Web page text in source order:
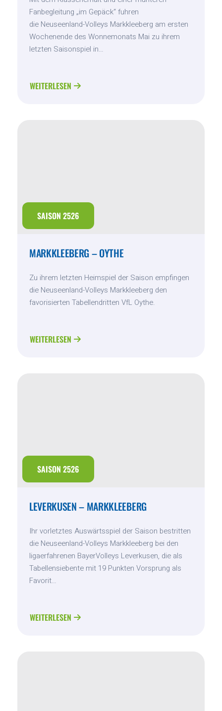
Fanbegleitung „im Gepäck“ fuhren
die Neuseenland-Volleys Markkleeberg am ersten
Wochenende des Wonnemonats Mai zu ihrem
letzten Saisonspiel in…
WEITERLESEN
ABOUT
SAISON 2526
MARKKLEEBERG – OYTHE
Zu ihrem letzten Heimspiel der Saison empfingen
die Neuseenland-Volleys Markkleeberg den
favorisierten Tabellendritten VfL Oythe.
WEITERLESEN
ABOUT
SAISON 2526
LEVERKUSEN – MARKKLEEBERG
Ihr vorletztes Auswärtsspiel der Saison bestritten
die Neuseenland-Volleys Markkleeberg bei den
ligaerfahrenen BayerVolleys Leverkusen, die als
Tabellensiebente mit 19 Punkten Vorsprung als
Favorit…
WEITERLESEN
ABOUT